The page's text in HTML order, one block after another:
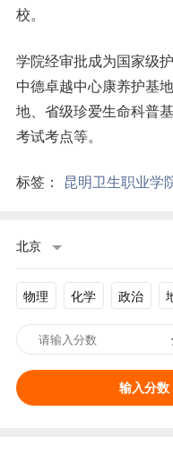
校。
学院经审批成为国家级
中德卓越中心康养护基
地、省级珍爱生命科普
考试考点等。
标签： 昆明卫生职业学
北京
物理 化学 政治
输入分数